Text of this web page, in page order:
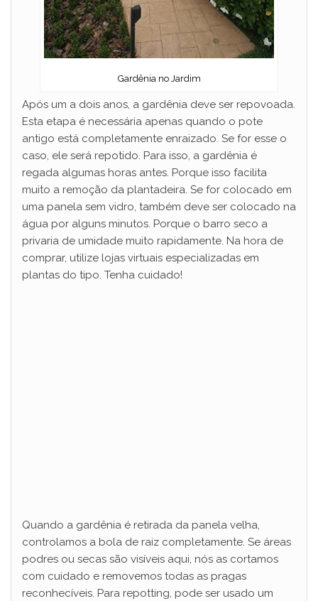
Gardênia no Jardim
Após um a dois anos, a gardênia deve ser repovoada.
Esta etapa é necessária apenas quando o pote
antigo está completamente enraizado. Se for esse o
caso, ele será repotido. Para isso, a gardênia é
regada algumas horas antes. Porque isso facilita
muito a remoção da plantadeira. Se for colocado em
uma panela sem vidro, também deve ser colocado na
água por alguns minutos. Porque o barro seco a
privaria de umidade muito rapidamente. Na hora de
comprar, utilize lojas virtuais especializadas em
plantas do tipo. Tenha cuidado!
Quando a gardênia é retirada da panela velha,
controlamos a bola de raiz completamente. Se áreas
podres ou secas são visíveis aqui, nós as cortamos
com cuidado e removemos todas as pragas
reconhecíveis. Para repotting, pode ser usado um